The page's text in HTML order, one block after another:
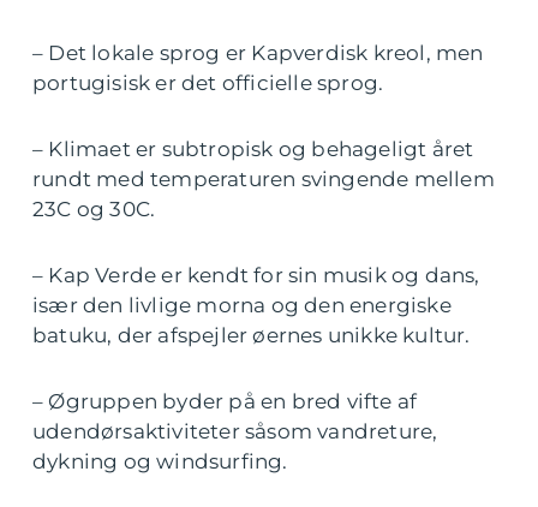
– Det lokale sprog er Kapverdisk kreol, men
portugisisk er det officielle sprog.
– Klimaet er subtropisk og behageligt året
rundt med temperaturen svingende mellem
23C og 30C.
– Kap Verde er kendt for sin musik og dans,
især den livlige morna og den energiske
batuku, der afspejler øernes unikke kultur.
– Øgruppen byder på en bred vifte af
udendørsaktiviteter såsom vandreture,
dykning og windsurfing.